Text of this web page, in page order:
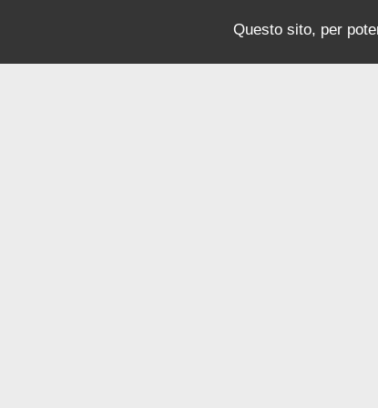
Questo sito, per